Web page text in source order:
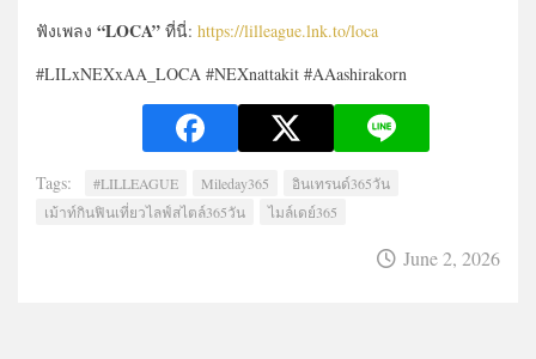
ฟังเพลง “LOCA” ที่นี่: https://lilleague.lnk.to/loca
#LILxNEXxAA_LOCA #NEXnattakit #AAashirakorn
Tags: #LILLEAGUE Mileday365
อินเทรนด์365วัน
เม้าท์กินฟินเที่ยวไลฟ์สไตล์365วัน
ไมล์เดย์365
June 2, 2026